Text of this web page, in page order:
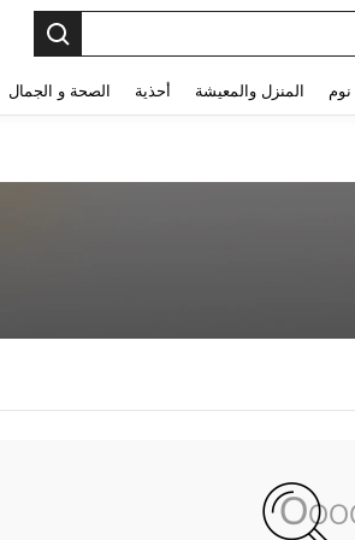
المنزل والمعيشة أحذية الصحة و الجمال